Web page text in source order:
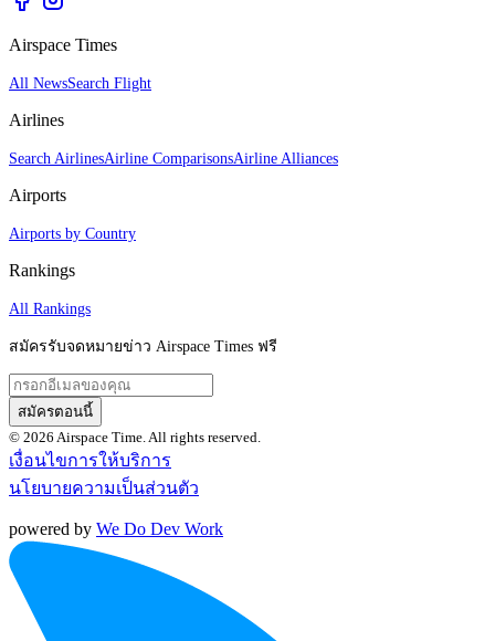
Airspace Times
All NewsSearch Flight
Airlines
Search AirlinesAirline ComparisonsAirline Alliances
Airports
Airports by Country
Rankings
All Rankings
สมัครรับจดหมายข่าว Airspace Times ฟรี
สมัครตอนนี้
© 2026 Airspace Time. All rights reserved.
เงื่อนไขการให้บริการ
นโยบายความเป็นส่วนตัว
powered by We Do Dev Work